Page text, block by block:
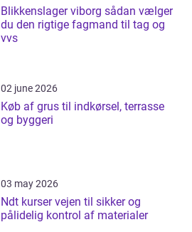
Blikkenslager viborg sådan vælger
du den rigtige fagmand til tag og
vvs
02 june 2026
Køb af grus til indkørsel, terrasse
og byggeri
03 may 2026
Ndt kurser vejen til sikker og
pålidelig kontrol af materialer